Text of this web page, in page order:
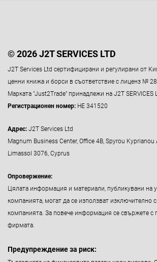
© 2026 J2T SERVICES LTD
J2T Services Ltd сертифицирани и регулирани от
ценни книжа и борси в съответствие с лиценз №
Марката "Just2Trade" принадлежи на J2T SERVICES
Регистрационен номер: HE 341520
Адрес: J2T Services Ltd
Magnum Business Center, Office 4B, Spyrou Kyprianou
Limassol 3076, Cyprus
Опровержение:
Цялата информация и материали, публикувани на
компанията, могат да се използват изключително
компанията. За повече информация се свържете с
фирмата.
Предупреждение за риск: